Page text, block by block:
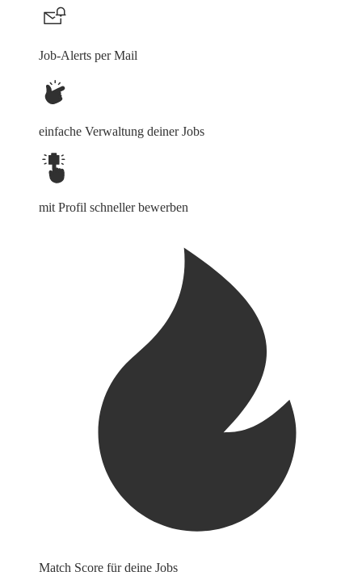
Job-Alerts per Mail
einfache Verwaltung deiner Jobs
mit Profil schneller bewerben
Match Score für deine Jobs